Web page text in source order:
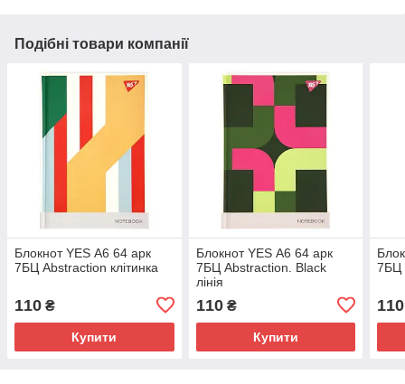
Подібні товари компанії
Блокнот YES А6 64 арк
7БЦ Abstraction клітинка
110 ₴
Купити
Блокнот YES А6 64 арк
7БЦ Abstraction. Black
лінія
110₴
Купити
7БЦ
110